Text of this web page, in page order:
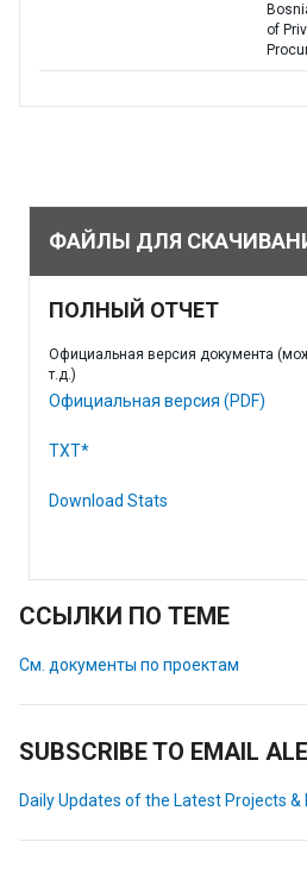
of
ФАЙЛЫ ДЛЯ
ПОЛНЫЙ ОТЧЕТ
Официальная версия документа
т.д.)
Официальная версия (PDF)
TXT*
Download Stats
ССЫЛКИ ПО ТЕМЕ
См. документы по проектам
SUBSCRIBE TO EMAIL
Daily Updates of the Latest Projects &